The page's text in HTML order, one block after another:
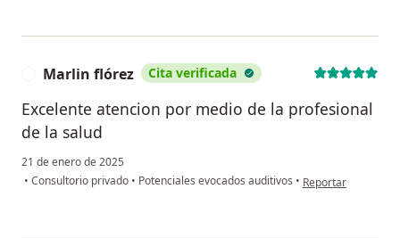
Marlin flórez Cita verificada
Excelente atencion por medio de la profesional
de la salud
21 de enero de 2025
• Consultorio privado • Potenciales evocados auditivos • en opinión del
Reportar